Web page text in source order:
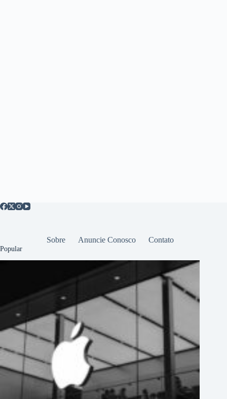
Sobre Anuncie Conosco Contato
Popular